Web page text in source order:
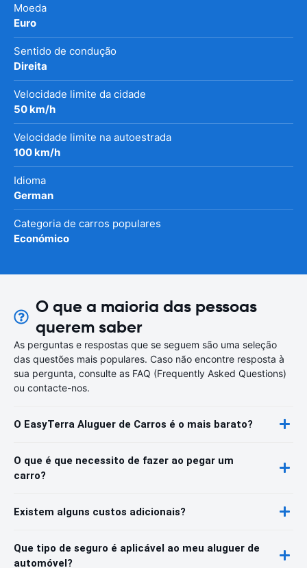
Moeda
Euro
Sentido de condução
Direita
Velocidade limite da cidade
50 km/h
Velocidade limite na autoestrada
100 km/h
Idioma
German
Categoria de carros populares
Económico
O que a maioria das pessoas
querem saber
As perguntas e respostas que se seguem são uma seleção
das questões mais populares. Caso não encontre resposta à
sua pergunta, consulte as FAQ (Frequently Asked Questions)
ou contacte-nos.
O EasyTerra Aluguer de Carros é o mais barato?
O que é que necessito de fazer ao pegar um
carro?
Existem alguns custos adicionais?
Que tipo de seguro é aplicável ao meu aluguer de
automóvel?